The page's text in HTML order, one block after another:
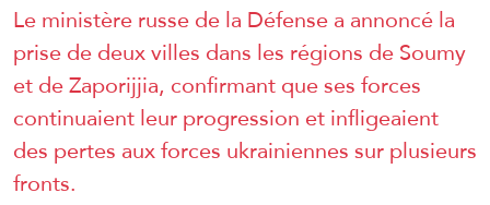
Le ministère russe de la Défense a annoncé la
prise de deux villes dans les régions de Soumy
et de Zaporijjia, confirmant que ses forces
continuaient leur progression et infligeaient
des pertes aux forces ukrainiennes sur plusieurs
fronts.